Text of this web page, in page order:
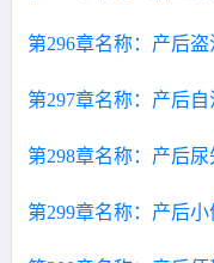
第296章名称：产后盗
第297章名称：产后自
第298章名称：产后尿
第299章名称：产后小